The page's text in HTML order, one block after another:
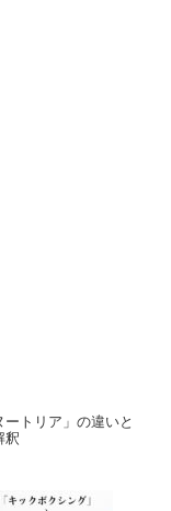
ートリア」の違いと
釈